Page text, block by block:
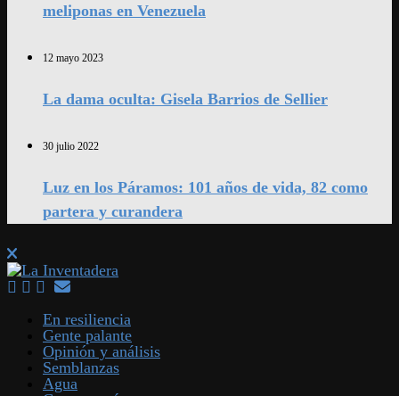
meliponas en Venezuela
12 mayo 2023
La dama oculta: Gisela Barrios de Sellier
30 julio 2022
Luz en los Páramos: 101 años de vida, 82 como
partera y curandera
En resiliencia
Gente palante
Opinión y análisis
Semblanzas
Agua